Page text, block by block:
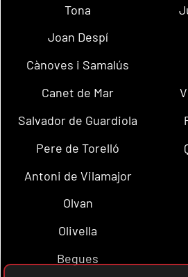
Tona
Joan Despí
Cànoves i Samalús
Canet de Mar
Salvador de Guardiola
Pere de Torelló
Antoni de Vilamajor
Olvan
Olivella
Begues